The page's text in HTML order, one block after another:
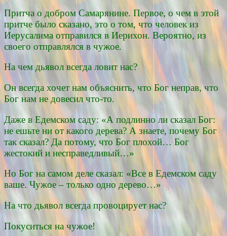
Притча о добром Самарянине. Первое, о чем в этой
притче было сказано, это о том, что человек из
Иерусалима отправился в Иерихон. Вероятно, из
своего отправлялся в чужое.
На чем дьявол всегда ловит нас?
Он всегда хочет нам объяснить, что Бог неправ, что
Бог нам не довесил что-то.
Даже в Едемском саду: «А подлинно ли сказал Бог:
не ешьте ни от какого дерева? А знаете, почему Бог
так сказал? Да потому, что Бог плохой… Бог
жестокий и несправедливый…»
Но Бог на самом деле сказал: «Все в Едемском саду
ваше. Чужое – только одно дерево…»
На что дьявол всегда провоцирует нас?
Покуситься на чужое!